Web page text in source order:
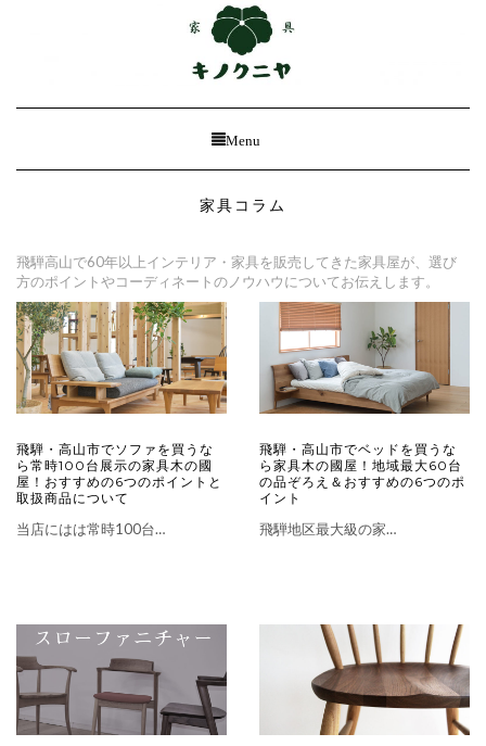
Toggle
Menu
家具コラム
飛騨高山で60年以上インテリア・家具を販売してきた家具屋が、選び
方のポイントやコーディネートのノウハウについてお伝えします。
飛騨・高山市でソファを買うな
ら常時100台展示の家具木の國
屋！おすすめの6つのポイントと
取扱商品について
当店にはは常時100台…
飛騨・高山市でベッドを買うな
ら家具木の國屋！地域最大60台
の品ぞろえ＆おすすめの6つのポ
イント
飛騨地区最大級の家…